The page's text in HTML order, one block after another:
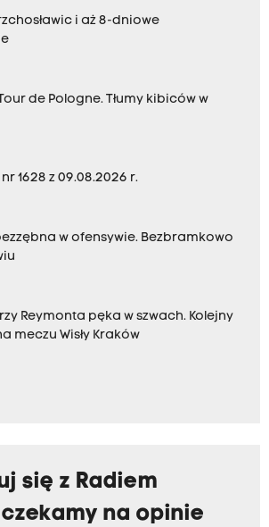
i aż 8-dniowe
de Pologne. Tłumy kibiców w
1628 z 09.08.2026 r.
w ofensywie. Bezbramkowo
Reymonta pęka w szwach. Kolejny
meczu Wisły Kraków
się z Radiem
na opinie